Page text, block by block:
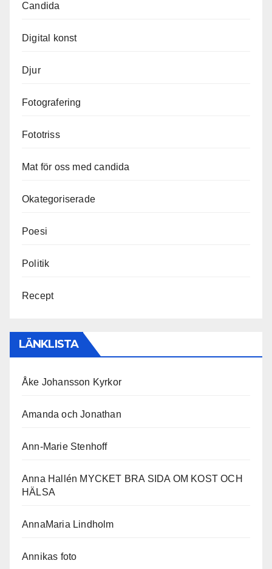
Candida
Digital konst
Djur
Fotografering
Fototriss
Mat för oss med candida
Okategoriserade
Poesi
Politik
Recept
LÄNKLISTA
Åke Johansson Kyrkor
Amanda och Jonathan
Ann-Marie Stenhoff
Anna Hallén MYCKET BRA SIDA OM KOST OCH
HÄLSA
AnnaMaria Lindholm
Annikas foto